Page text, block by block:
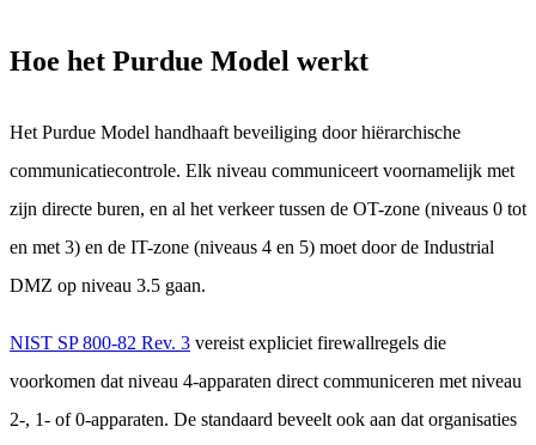
Hoe het Purdue Model werkt
Het Purdue Model handhaaft beveiliging door hiërarchische
communicatiecontrole. Elk niveau communiceert voornamelijk met
zijn directe buren, en al het verkeer tussen de OT-zone (niveaus 0 tot
en met 3) en de IT-zone (niveaus 4 en 5) moet door de Industrial
DMZ op niveau 3.5 gaan.
NIST SP 800-82 Rev. 3 vereist expliciet firewallregels die
voorkomen dat niveau 4-apparaten direct communiceren met niveau
2-, 1- of 0-apparaten. De standaard beveelt ook aan dat organisaties